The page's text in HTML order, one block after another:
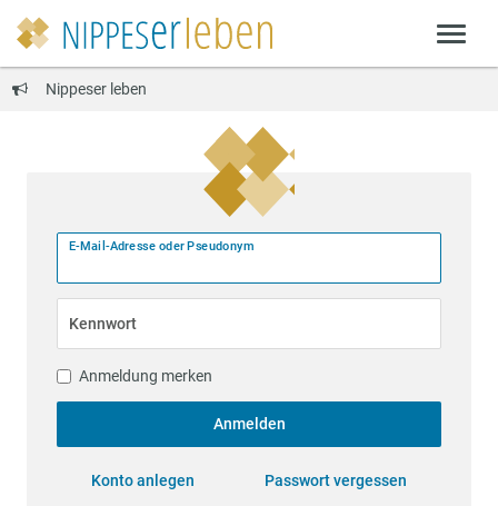
Nippeser leben
E-Mail-Adresse oder Pseudonym
Kennwort
Anmeldung merken
Anmelden
Konto anlegen Passwort vergessen